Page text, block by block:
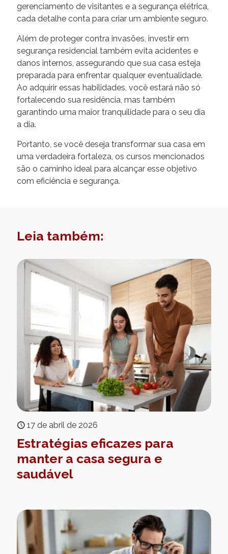
gerenciamento de visitantes e a segurança elétrica,
cada detalhe conta para criar um ambiente seguro.
Além de proteger contra invasões, investir em
segurança residencial também evita acidentes e
danos internos, assegurando que sua casa esteja
preparada para enfrentar qualquer eventualidade.
Ao adquirir essas habilidades, você estará não só
fortalecendo sua residência, mas também
garantindo uma maior tranquilidade para o seu dia
a dia.
Portanto, se você deseja transformar sua casa em
uma verdadeira fortaleza, os cursos mencionados
são o caminho ideal para alcançar esse objetivo
com eficiência e segurança.
Leia também:
17 de abril de 2026
Estratégias eficazes para
manter a casa segura e
saudável